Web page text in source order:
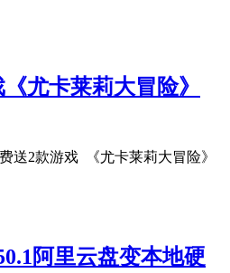
尤卡莱莉大冒险》
送2款游戏 《尤卡莱莉大冒险》
阿里云盘变本地硬